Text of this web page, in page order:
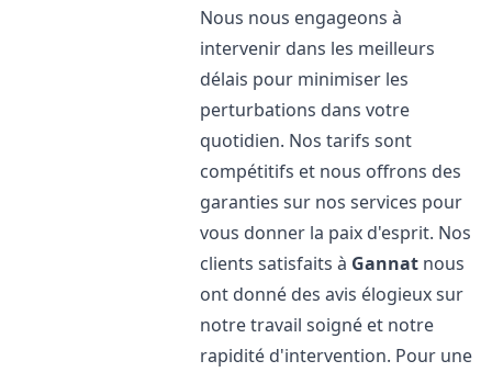
Nous nous engageons à
intervenir dans les meilleurs
délais pour minimiser les
perturbations dans votre
quotidien. Nos tarifs sont
compétitifs et nous offrons des
garanties sur nos services pour
vous donner la paix d'esprit. Nos
clients satisfaits à Gannat nous
ont donné des avis élogieux sur
notre travail soigné et notre
rapidité d'intervention. Pour une